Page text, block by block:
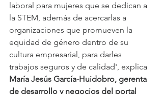
laboral para mujeres que se dedican a
la STEM, además de acercarlas a
organizaciones que promueven la
equidad de género dentro de su
cultura empresarial, para darles
trabajos seguros y de calidad', explica
María Jesús García-Huidobro, gerenta
de desarrollo y negocios del portal